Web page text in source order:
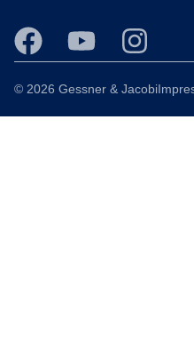
© 2026 Gessner & Jacobi